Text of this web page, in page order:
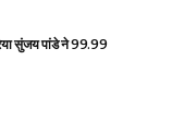
सुंजय पांडे ने 99.99